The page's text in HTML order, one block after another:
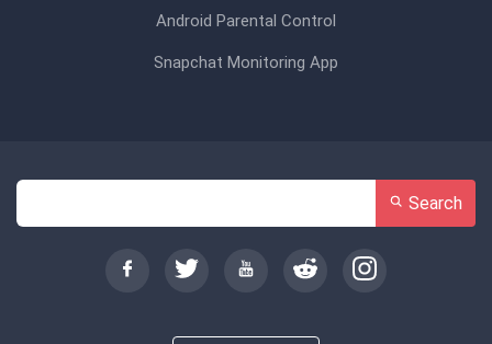
Android Parental Control
Snapchat Monitoring App
Search